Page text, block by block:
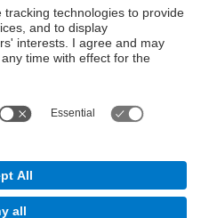
la mesa presidencial
Molins en l'acte
de Catalunya ·